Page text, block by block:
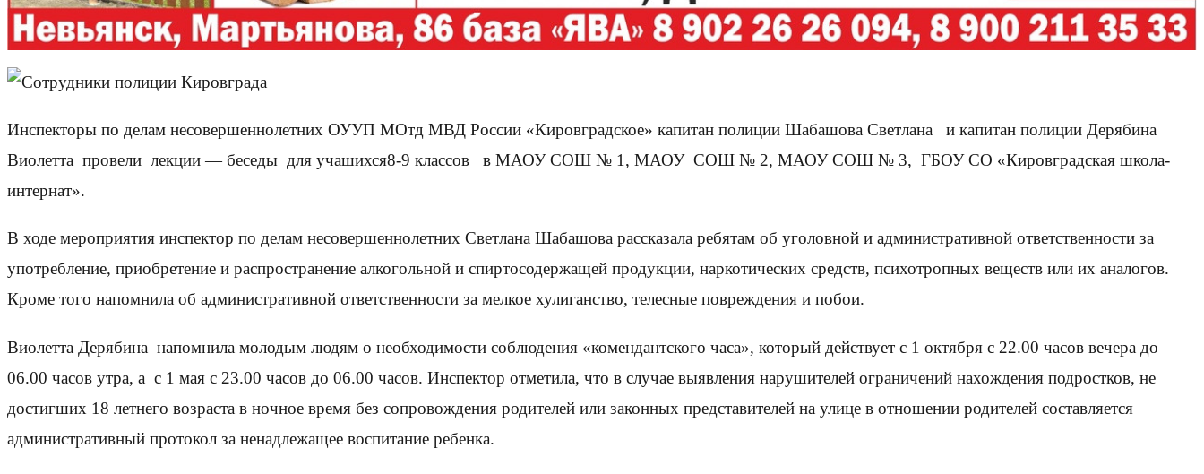
Инспекторы по делам несовершеннолетних ОУУП МОтд МВД России «Кировградское» капитан полиции Шабашова Светлана и капитан полиции Дерябина
Виолетта провели лекции — беседы для учашихся8-9 классов в МАОУ СОШ № 1, МАОУ СОШ № 2, МАОУ СОШ № 3, ГБОУ СО «Кировградская школа-
интернат».
В ходе мероприятия инспектор по делам несовершеннолетних Светлана Шабашова рассказала ребятам об уголовной и административной ответственности за
употребление, приобретение и распространение алкогольной и спиртосодержащей продукции, наркотических средств, психотропных веществ или их аналогов.
Кроме того напомнила об административной ответственности за мелкое хулиганство, телесные повреждения и побои.
Виолетта Дерябина напомнила молодым людям о необходимости соблюдения «комендантского часа», который действует с 1 октября с 22.00 часов вечера до
06.00 часов утра, а с 1 мая с 23.00 часов до 06.00 часов. Инспектор отметила, что в случае выявления нарушителей ограничений нахождения подростков, не
достигших 18 летнего возраста в ночное время без сопровождения родителей или законных представителей на улице в отношении родителей составляется
административный протокол за ненадлежащее воспитание ребенка.